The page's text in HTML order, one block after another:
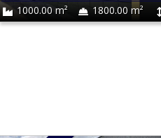
1000.00 m²
1800.00 m²